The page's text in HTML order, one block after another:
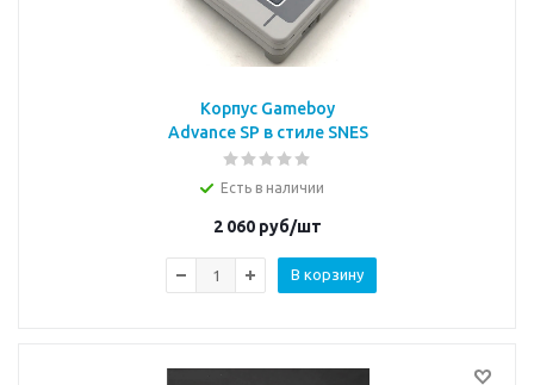
Корпус Gameboy
Advance SP в стиле SNES
Есть в наличии
2 060 руб/шт
В корзину